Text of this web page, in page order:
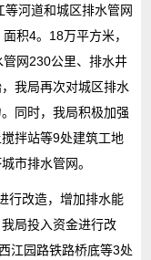
河道和城区排水管网
积4。18万平方米，
网230公里、排水井
我局再次对城区排水
同时，我局积极加强
拌站等9处建筑工地
市排水管网。
行改造，增加排水能
局投入资金进行改
江园路铁路桥底等3处